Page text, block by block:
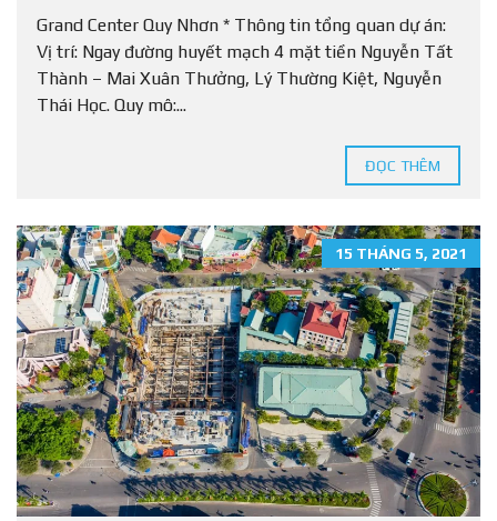
Grand Center Quy Nhơn * Thông tin tổng quan dự án:
Vị trí: Ngay đường huyết mạch 4 mặt tiền Nguyễn Tất
Thành – Mai Xuân Thưởng, Lý Thường Kiệt, Nguyễn
Thái Học. Quy mô:...
ĐỌC THÊM
15 THÁNG 5, 2021